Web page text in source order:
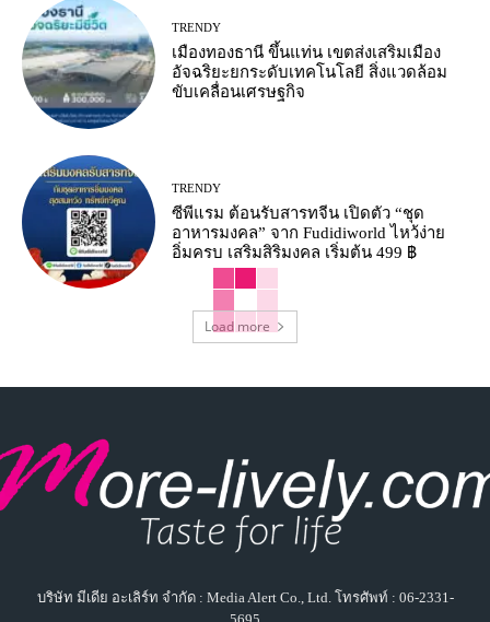
TRENDY
เมืองทองธานี ขึ้นแท่น เขตส่งเสริมเมือง
อัจฉริยะยกระดับเทคโนโลยี สิ่งแวดล้อม
ขับเคลื่อนเศรษฐกิจ
TRENDY
ซีพีแรม ต้อนรับสารทจีน เปิดตัว “ชุด
อาหารมงคล” จาก Fudidiworld ไหว้ง่าย
อิ่มครบ เสริมสิริมงคล เริ่มต้น 499 ฿
Load more
บริษัท มีเดีย อะเลิร์ท จำกัด : Media Alert Co., Ltd. โทรศัพท์ : 06-2331-